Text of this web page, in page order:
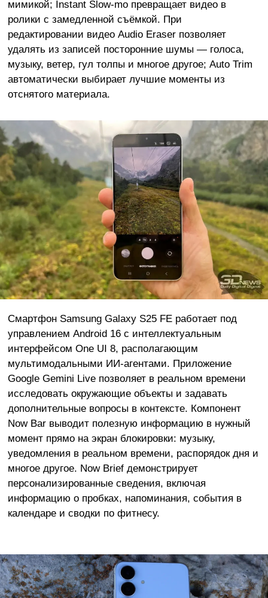
мимикой; Instant Slow-mo превращает видео в
ролики с замедленной съёмкой. При
редактировании видео Audio Eraser позволяет
удалять из записей посторонние шумы — голоса,
музыку, ветер, гул толпы и многое другое; Auto Trim
автоматически выбирает лучшие моменты из
отснятого материала.
Смартфон Samsung Galaxy S25 FE работает под
управлением Android 16 с интеллектуальным
интерфейсом One UI 8, располагающим
мультимодальными ИИ-агентами. Приложение
Google Gemini Live позволяет в реальном времени
исследовать окружающие объекты и задавать
дополнительные вопросы в контексте. Компонент
Now Bar выводит полезную информацию в нужный
момент прямо на экран блокировки: музыку,
уведомления в реальном времени, распорядок дня и
многое другое. Now Brief демонстрирует
персонализированные сведения, включая
информацию о пробках, напоминания, события в
календаре и сводки по фитнесу.